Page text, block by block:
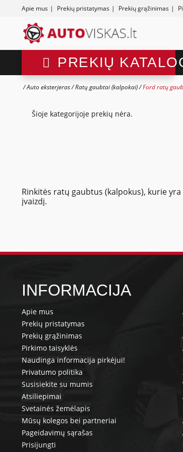
Apie mus | Prekių pristatymas | Prekių grąžinimas |
PREKIŲ
Auto eksterjeras Ratų gaubtai (kalpokai) Ford ratų
Šioje kategorijoje prekių nėra.
Rinkitės ratų gaubtus (kalpokus), kurie
įvaizdį.
INFORMACIJA
Apie mus
Prekių pristatymas
Prekių grąžinimas
Pirkimo taisyklės
Naudinga informacija pirkėjui!
Privatumo politika
Susisiekite su mumis
Atsiliepimai
Svetainės žemėlapis
Mūsų kolegos bei partneriai
Pageidavimų sąrašas
Prisijungti